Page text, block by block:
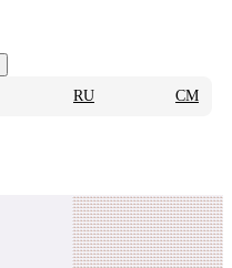
RU CM